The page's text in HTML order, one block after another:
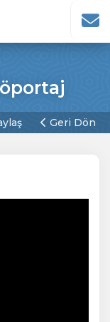
Geri Dön